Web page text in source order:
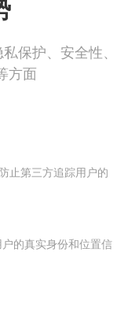
保护、安全性、
方面
止第三方追踪用户的
的真实身份和位置信